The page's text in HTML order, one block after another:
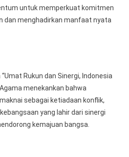
untuk memperkuat komitmen
dan menghadirkan manfaat nyata
Rukun dan Sinergi, Indonesia
menekankan bahwa
sebagai ketiadaan konflik,
yang lahir dari sinergi
kemajuan bangsa.